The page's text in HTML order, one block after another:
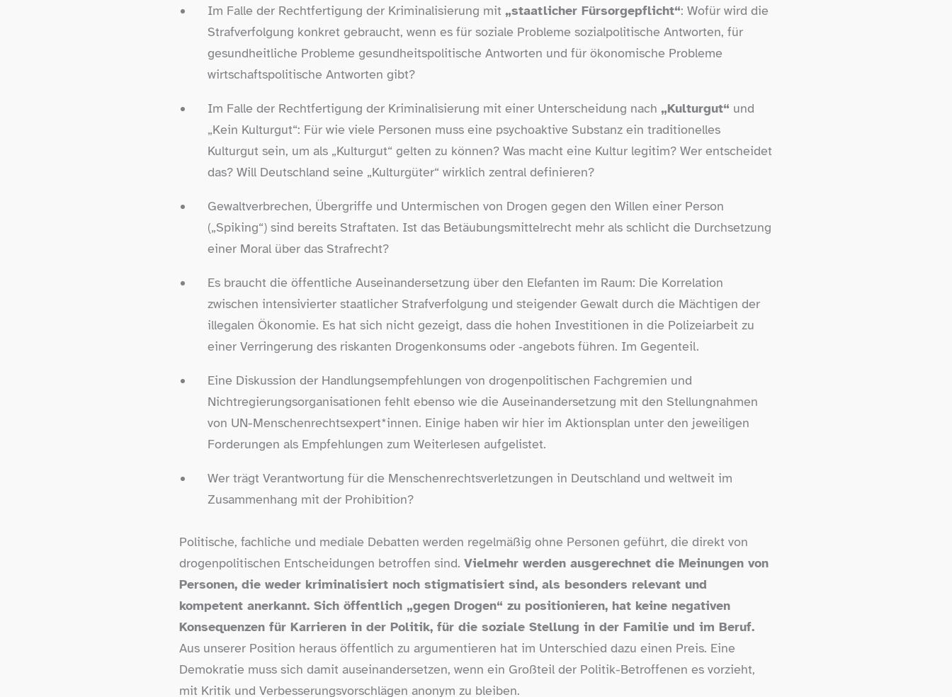
Im Falle der Rechtfertigung der Kriminalisierung mit „staatlicher Fürsorgepflicht“: Wofür wird die
Strafverfolgung konkret gebraucht, wenn es für soziale Probleme sozialpolitische Antworten, für
gesundheitliche Probleme gesundheitspolitische Antworten und für ökonomische Probleme
wirtschaftspolitische Antworten gibt?
Im Falle der Rechtfertigung der Kriminalisierung mit einer Unterscheidung nach „Kulturgut“ und
„Kein Kulturgut“: Für wie viele Personen muss eine psychoaktive Substanz ein traditionelles
Kulturgut sein, um als „Kulturgut“ gelten zu können? Was macht eine Kultur legitim? Wer entscheidet
das? Will Deutschland seine „Kulturgüter“ wirklich zentral definieren?
Gewaltverbrechen, Übergriffe und Untermischen von Drogen gegen den Willen einer Person
(„Spiking“) sind bereits Straftaten. Ist das Betäubungsmittelrecht mehr als schlicht die Durchsetzung
einer Moral über das Strafrecht?
Es braucht die öffentliche Auseinandersetzung über den Elefanten im Raum: Die Korrelation
zwischen intensivierter staatlicher Strafverfolgung und steigender Gewalt durch die Mächtigen der
illegalen Ökonomie. Es hat sich nicht gezeigt, dass die hohen Investitionen in die Polizeiarbeit zu
einer Verringerung des riskanten Drogenkonsums oder ‑angebots führen. Im Gegenteil.
Eine Diskussion der Handlungsempfehlungen von drogenpolitischen Fachgremien und
Nichtregierungsorganisationen fehlt ebenso wie die Auseinandersetzung mit den Stellungnahmen
von UN-Menschenrechtsexpert*innen. Einige haben wir hier im Aktionsplan unter den jeweiligen
Forderungen als Empfehlungen zum Weiterlesen aufgelistet.
Wer trägt Verantwortung für die Menschenrechtsverletzungen in Deutschland und weltweit im
Zusammenhang mit der Prohibition?
Politische, fachliche und mediale Debatten werden regelmäßig ohne Personen geführt, die direkt von
drogenpolitischen Entscheidungen betroffen sind. Vielmehr werden ausgerechnet die Meinungen von
Personen, die weder kriminalisiert noch stigmatisiert sind, als besonders relevant und
kompetent anerkannt. Sich öffentlich „gegen Drogen“ zu positionieren, hat keine negativen
Konsequenzen für Karrieren in der Politik, für die soziale Stellung in der Familie und im Beruf.
Aus unserer Position heraus öffentlich zu argumentieren hat im Unterschied dazu einen Preis. Eine
Demokratie muss sich damit auseinandersetzen, wenn ein Großteil der Politik-​Betroffenen es vorzieht,
mit Kritik und Verbesserungsvorschlägen anonym zu bleiben.